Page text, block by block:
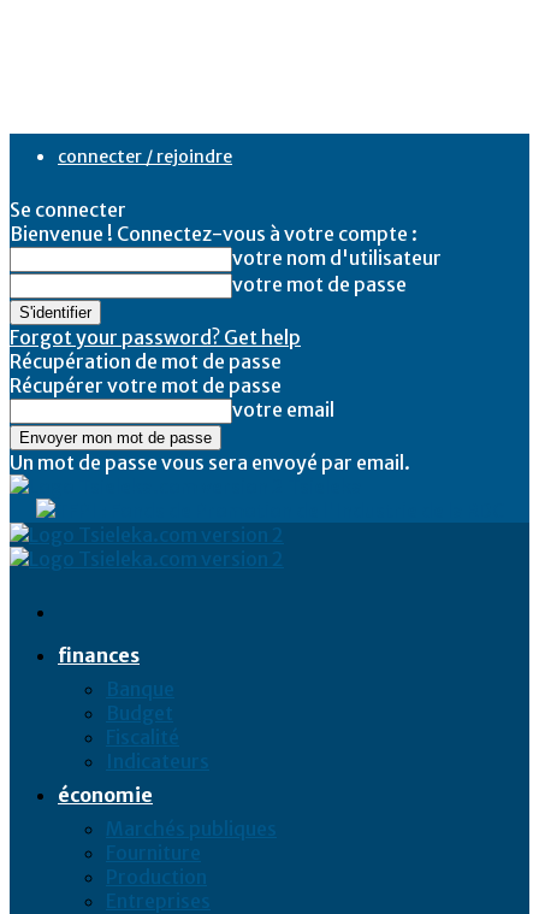
connecter / rejoindre
Se connecter
Bienvenue ! Connectez-vous à votre compte :
votre nom d'utilisateur
votre mot de passe
Forgot your password? Get help
Récupération de mot de passe
Récupérer votre mot de passe
votre email
Un mot de passe vous sera envoyé par email.
finances
Banque
Budget
Fiscalité
Indicateurs
économie
Marchés publiques
Fourniture
Production
Entreprises